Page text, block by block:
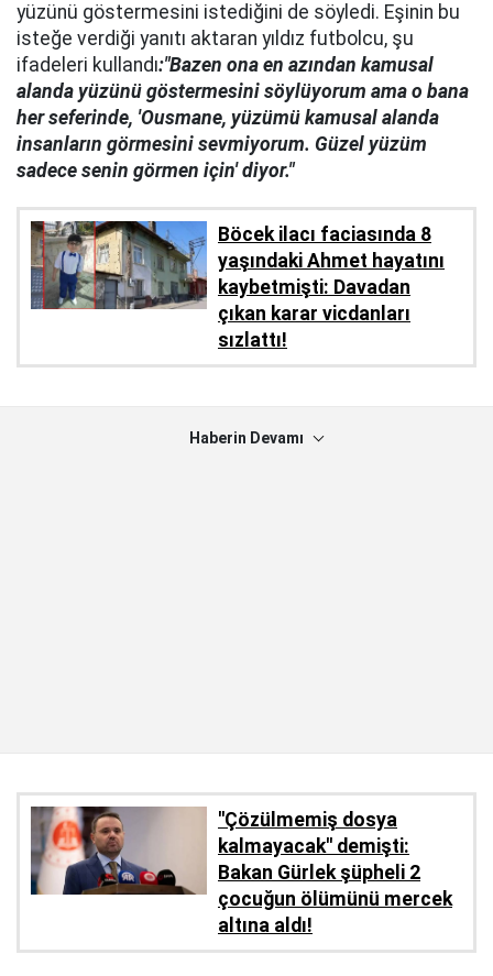
yüzünü göstermesini istediğini de söyledi. Eşinin bu
isteğe verdiği yanıtı aktaran yıldız futbolcu, şu
ifadeleri kullandı:"Bazen ona en azından kamusal
alanda yüzünü göstermesini söylüyorum ama o bana
her seferinde, 'Ousmane, yüzümü kamusal alanda
insanların görmesini sevmiyorum. Güzel yüzüm
sadece senin görmen için' diyor."
Böcek ilacı faciasında 8
yaşındaki Ahmet hayatını
kaybetmişti: Davadan
çıkan karar vicdanları
sızlattı!
Haberin Devamı
''Çözülmemiş dosya
kalmayacak'' demişti:
Bakan Gürlek şüpheli 2
çocuğun ölümünü mercek
altına aldı!